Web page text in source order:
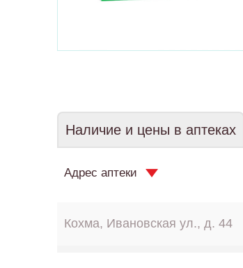
Наличие и цены в аптеках
Адрес аптеки
Кохма, Ивановская ул., д. 44